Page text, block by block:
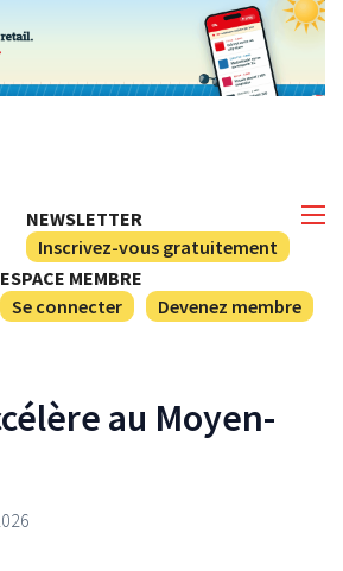
NEWSLETTER
Inscrivez-vous gratuitement
ESPACE MEMBRE
Se connecter
Devenez membre
au Moyen-